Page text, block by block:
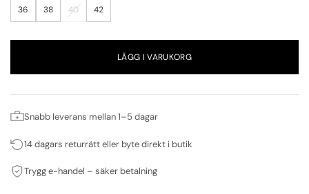
36 38 40 42
LÄGG I VARUKORG
Snabb leverans mellan 1–5 dagar
14 dagars returrätt eller byte direkt i butik
Trygg e-handel – säker betalning